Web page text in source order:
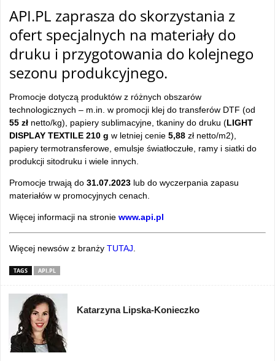
API.PL zaprasza do skorzystania z
ofert specjalnych na materiały do
druku i przygotowania do kolejnego
sezonu produkcyjnego.
Promocje dotyczą produktów z różnych obszarów
technologicznych – m.in. w promocji klej do transferów DTF (od
55 zł netto/kg), papiery sublimacyjne, tkaniny do druku (LIGHT
DISPLAY TEXTILE 210 g w letniej cenie 5,88 zł netto/m2),
papiery termotransferowe, emulsje światłoczułe, ramy i siatki do
produkcji sitodruku i wiele innych.
Promocje trwają do 31.07.2023 lub do wyczerpania zapasu
materiałów w promocyjnych cenach.
Więcej informacji na stronie www.api.pl
Więcej newsów z branży TUTAJ
TAGS API.PL
Katarzyna Lipska-Konieczko